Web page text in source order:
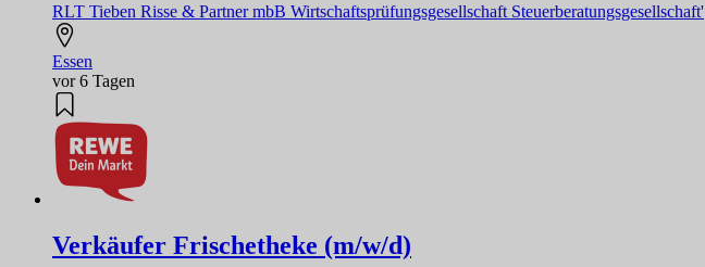
RLT Tieben Risse & Partner mbB Wirtschaftsprüfungsgesellschaft Steuerberatungsgesellschaft'
Essen
vor 6 Tagen
Verkäufer Frischetheke (m/w/d)